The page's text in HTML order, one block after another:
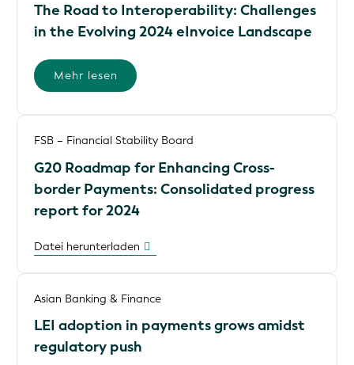
The Road to Interoperability: Challenges
in the Evolving 2024 eInvoice Landscape
Mehr lesen
FSB – Financial Stability Board
G20 Roadmap for Enhancing Cross-
border Payments: Consolidated progress
report for 2024
Datei herunterladen
Asian Banking & Finance
LEI adoption in payments grows amidst
regulatory push